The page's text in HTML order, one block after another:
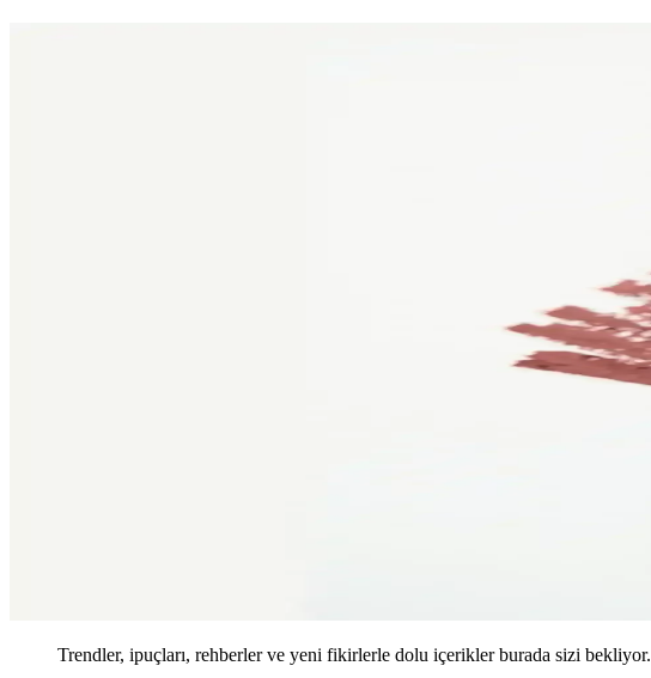
Trendler, ipuçları, rehberler ve yeni fikirlerle dolu içerikler burada sizi bekliyor.